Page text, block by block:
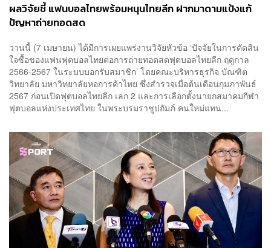
ผลวิจัยชี้ แฟนบอลไทยพร้อมหนุนไทยลีก ฝากมาดามแป้งแก้
ปัญหาถ่ายทอดสด
วานนี้ (7 เมษายน) ได้มีการเผยแพร่งานวิจัยหัวข้อ ‘ปัจจัยในการตัดสิน
ใจซื้อของแฟนฟุตบอลไทยต่อการถ่ายทอดสดฟุตบอลไทยลีก ฤดูกาล
2566-2567 ในระบบบอกรับสมาชิก’ โดยคณะบริหารธุรกิจ บัณฑิต
วิทยาลัย มหาวิทยาลัยหอการค้าไทย ซึ่งสำรวจเมื่อต้นเดือนกุมภาพันธ์
2567 ก่อนเปิดฟุตบอลไทยลีก เลก 2 และการเลือกตั้งนายกสมาคมกีฬา
ฟุตบอลแห่งประเทศไทย ในพระบรมราชูปถัมภ์ คนใหม่แทน...